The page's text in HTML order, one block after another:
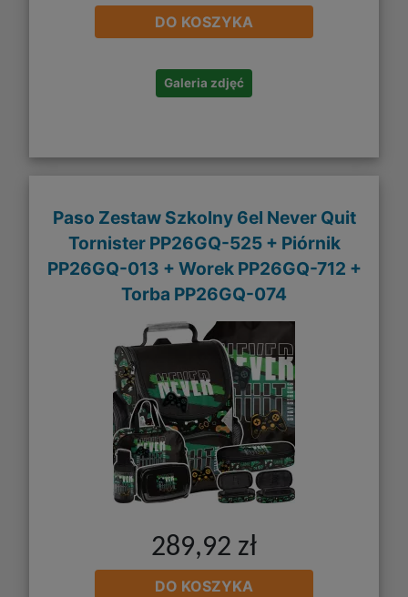
DO KOSZYKA
Galeria zdjęć
Paso Zestaw Szkolny 6el Never Quit
Tornister PP26GQ-525 + Piórnik
PP26GQ-013 + Worek PP26GQ-712 +
Torba PP26GQ-074
289,92 zł
DO KOSZYKA